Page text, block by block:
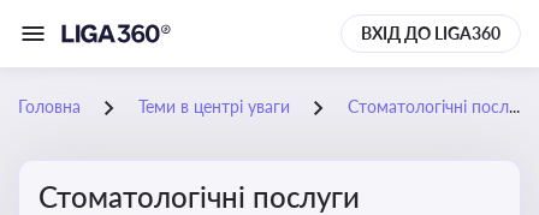
ВХІД ДО LIGA360
Головна Теми в центрі уваги Стоматологічні послуги
Стоматологічні послуги